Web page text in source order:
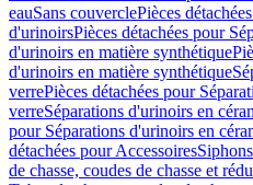
eauSans couverclePièces
d'urinoirsPièces détachées pour
d'urinoirs en matière synthétique
d'urinoirs en matière synthétique
verrePièces détachées pour
verreSéparations d'urinoirs en
pour Séparations d'urinoirs en
détachées pour Accessoires
de chasse, coudes de chasse et